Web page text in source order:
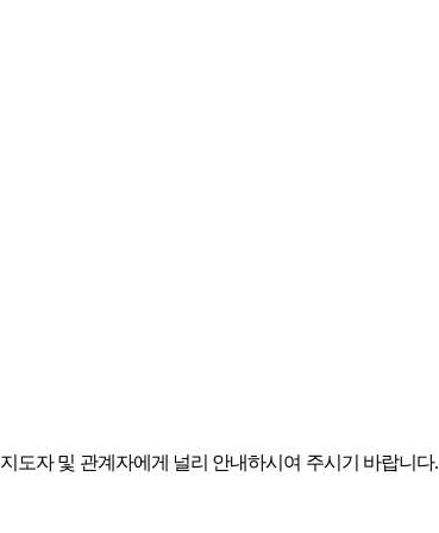
지도자 및 관계자에게 널리 안내하시여 주시기 바랍니다.